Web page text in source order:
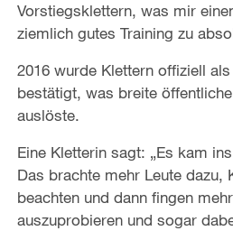
Vorstiegsklettern, was mir
ziemlich gutes Training zu
2016 wurde Klettern offiziell
bestätigt, was breite
auslöste.
Eine Kletterin sagt: „Es kam
Das brachte mehr Leute dazu,
beachten und dann fingen
auszuprobieren und sogar